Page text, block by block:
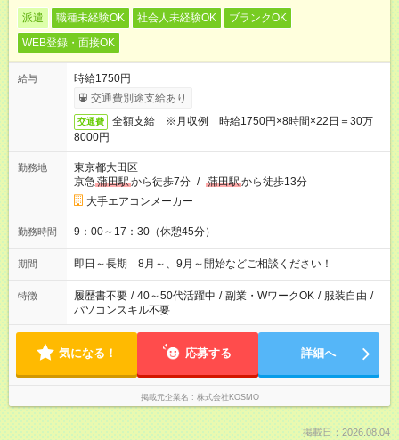
派遣 職種未経験OK 社会人未経験OK
ブランクOK
WEB登録・面接OK
給与
時給1750円
交通費別途支給あり
交通費
全額支給 ※月収例 時給1750円×8時間×22日＝30万
8000円
勤務地
東京都大田区
京急 蒲田駅から徒歩7分 / 蒲田駅から徒歩13分
大手エアコンメーカー
勤務時間 9：00～17：30（休憩45分）
期間 即日～長期 8月～、9月～開始などご相談ください！
特徴 履歴書不要 / 40～50代活躍中 / 副業・WワークOK / 服装自由 /
パソコンスキル不要
気になる！ 応募する 詳細へ
掲載元企業名 株式会社KOSMO
掲載日：2026.08.04